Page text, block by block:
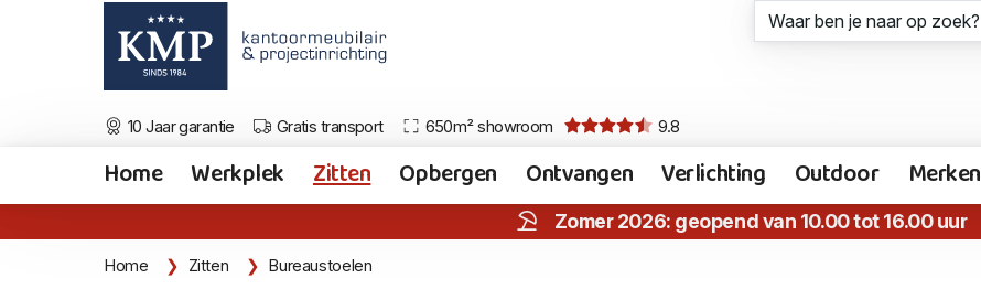
10 Jaar garantie Gratis transport 650m² showroom 9.8
Home Werkplek Zitten Opbergen Ontvangen Verlichting Outdoor Merken
Zomer 2026: geopend van 10.00 tot 16.00 uur
Home Zitten Bureaustoelen